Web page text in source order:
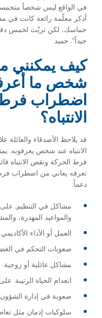
في الواقع ليس شخصاً
أذكر معلّمة رائعة كانت في
حماسك، لكن تريّث لخمس
جيداً“. حميد
كيف يمكنني
شخص ما
اضطراب
الانتباه؟
قد يلاحظ الأصدقاء
الانتباه عند شخص يعرفونه.
فرط الحركة ونقص الانتباه
تعرفه يعاني من اضطراب فرط
دعماً:
مشاكل في التنظيم. على
والمواعيد المهدرة،
العمل أو الأداء
صعوبات التحكم في
مشاكل عائلية أو زوجية
انعدام الحياة الرتيبة.
صعوبة في إدارة الشؤون
سلوكيات إدمان مثل